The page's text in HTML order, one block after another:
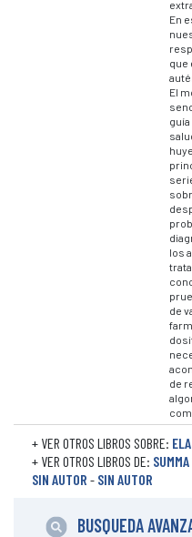
En
que
El
los
de
de
+ VER OTROS LIBROS SOBRE:
+ VER OTROS LIBROS DE:
SIN AUTOR - SIN AUTOR
BUSQUEDA